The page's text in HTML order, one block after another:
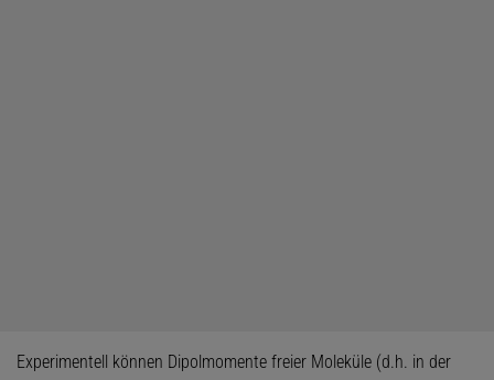
Experimentell können Dipolmomente freier Moleküle (d.h. in der